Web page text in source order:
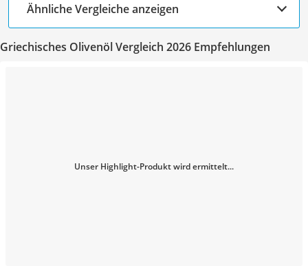
Ähnliche Vergleiche anzeigen
Griechisches Olivenöl Vergleich 2026 Empfehlungen
Unser Highlight-Produkt wird ermittelt...